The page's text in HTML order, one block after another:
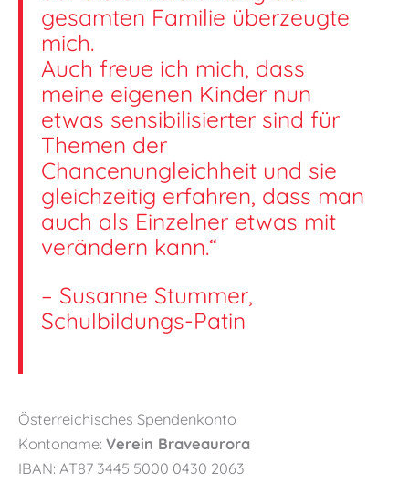
gesamten Familie überzeugte
mich.
Auch freue ich mich, dass
meine eigenen Kinder nun
etwas sensibilisierter sind für
Themen der
Chancenungleichheit und sie
gleichzeitig erfahren, dass man
auch als Einzelner etwas mit
verändern kann.“
– Susanne Stummer,
Schulbildungs-Patin
Österreichisches Spendenkonto
Kontoname: Verein Braveaurora
IBAN: AT87 3445 5000 0430 2063